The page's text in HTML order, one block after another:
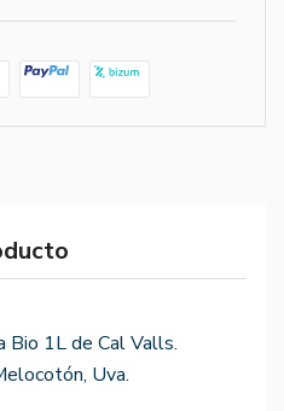
Bio 1L de Cal Valls.
Uva.